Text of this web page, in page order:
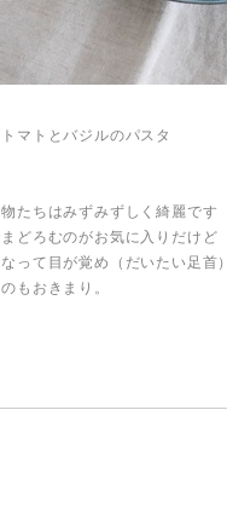
マトとバジルのパスタ
たちはみずみずしく綺麗です
どろむのがお気に入りだけど
って目が覚め（だいたい足首）
もおきまり。